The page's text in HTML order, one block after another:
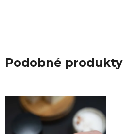
Podobné produkty